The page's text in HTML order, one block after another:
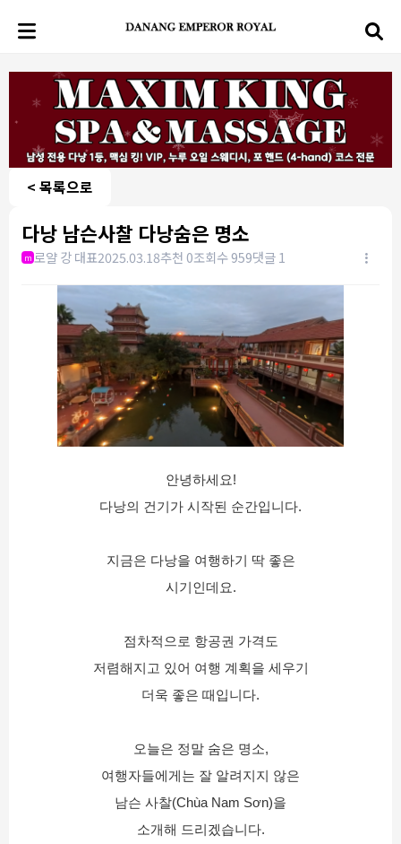
< 목록으로
다낭 남슨사찰 다낭숨은 명소
m 로얄 강 대표2025.03.18추천 0조회수 959댓글 1
안녕하세요!
다낭의 건기가 시작된 순간입니다.
지금은 다낭을 여행하기 딱 좋은
시기인데요.
점차적으로 항공권 가격도
저렴해지고 있어 여행 계획을 세우기
더욱 좋은 때입니다.
오늘은 정말 숨은 명소,
여행자들에게는 잘 알려지지 않은
남슨 사찰(Chùa Nam Sơn)을
소개해 드리겠습니다.